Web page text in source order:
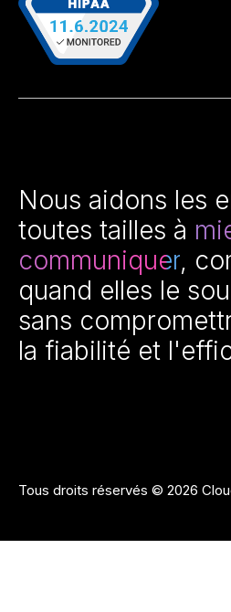
Nous aidons les
toutes tailles à
communiquer,
quand elles le
sans
la fiabilité et
Tous droits réservés © 2026